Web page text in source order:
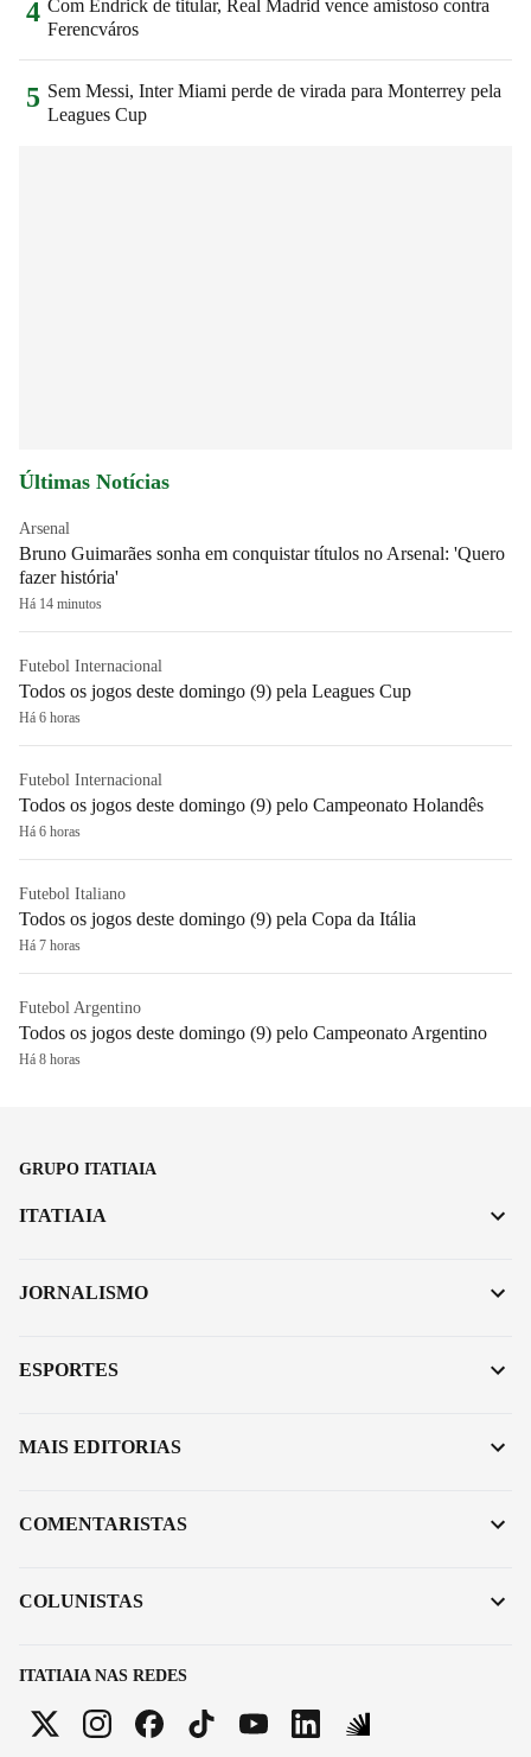
4 Com Endrick de titular, Real Madrid vence amistoso contra
Ferencváros
5 Sem Messi, Inter Miami perde de virada para Monterrey pela
Leagues Cup
Últimas Notícias
Arsenal
Bruno Guimarães sonha em conquistar títulos no Arsenal: 'Quero
fazer história'
Há 14 minutos
Futebol Internacional
Todos os jogos deste domingo (9) pela Leagues Cup
Há 6 horas
Futebol Internacional
Todos os jogos deste domingo (9) pelo Campeonato Holandês
Há 6 horas
Futebol Italiano
Todos os jogos deste domingo (9) pela Copa da Itália
Há 7 horas
Futebol Argentino
Todos os jogos deste domingo (9) pelo Campeonato Argentino
Há 8 horas
GRUPO ITATIAIA
ITATIAIA NAS REDES
ITATIAIA
JORNALISMO
ESPORTES
MAIS EDITORIAS
COMENTARISTAS
COLUNISTAS